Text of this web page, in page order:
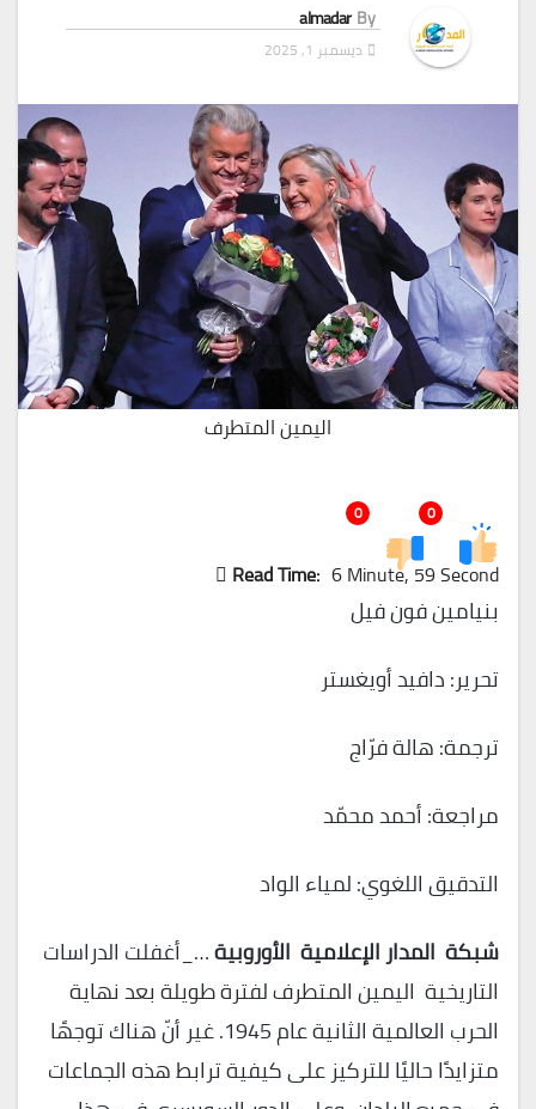
By
almadar
ديسمبر 1, 2025
اليمين المتطرف
0
0
Read Time: 6 Minute, 59 Second
بنيامين فون فيل
تحرير: دافيد أويغستر
ترجمة: هالة فرّاج
مراجعة: أحمد محمّد
التدقيق اللغوي: لمياء الواد
شبكة المدار الإعلامية الأوروبية…_أغفلت الدراسات
التاريخية اليمين المتطرف لفترة طويلة بعد نهاية
الحرب العالمية الثانية عام 1945. غير أنّ هناك توجهًا
متزايدًا حاليًا للتركيز على كيفية ترابط هذه الجماعات